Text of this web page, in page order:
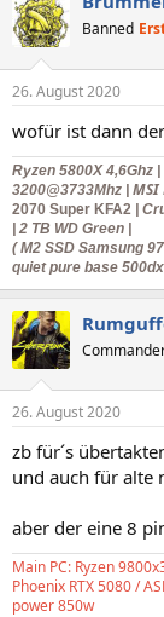
t
i
e
:
Banned
26. August 2020
wofür ist dann
Ryzen 5800X4,6Ghz |
3200@3733Mhz | MSI
2070 Super KFA2 |
| 2 TB WD Green |
( M2 SSD Samsung
quiet pure base 500dx
26. August 2020
zb für´s
und auch für alte
aber der eine 8
Main PC: Ryzen
Phoenix RTX 5080 /
power 850w